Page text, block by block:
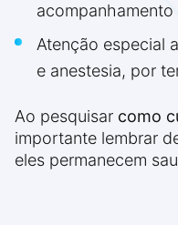
Atenção especial
e anestesia, por
Ao pesquisar como
importante lembrar
eles permanecem